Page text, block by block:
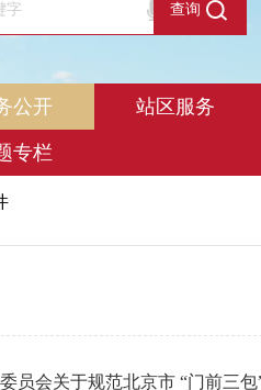
查询
公开 站区服务
专栏
员会关于规范北京市 “门前三